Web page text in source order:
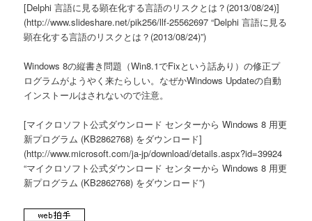
[Delphi 言語に見る顕在化する言語のリスクとは？(2013/08/24)]
(http://www.slideshare.net/pik256/llf-25562697 “Delphi 言語に見る
顕在化する言語のリスクとは？(2013/08/24)”)
Windows 8の縦書き問題（Win8.1でFixという話あり）の修正プ
ログラムがようやく来たらしい。なぜかWindows Updateの自動
インストールはされないので注意。
[マイクロソフト公式ダウンロード センターから Windows 8 用更
新プログラム (KB2862768) をダウンロード]
(http://www.microsoft.com/ja-jp/download/details.aspx?id=39924
“マイクロソフト公式ダウンロード センターから Windows 8 用更
新プログラム (KB2862768) をダウンロード”)